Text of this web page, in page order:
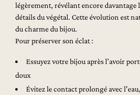
légèrement, révélant encore davantage
détails du végétal. Cette évolution est
du charme du bijou.
Pour préserver son éclat :
Essuyez votre bijou après l’avoir
doux
Évitez le contact prolongé avec